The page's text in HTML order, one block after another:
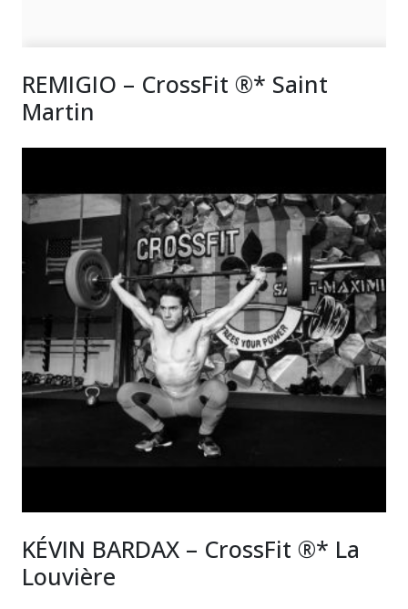
REMIGIO – CrossFit ®* Saint
Martin
KÉVIN BARDAX – CrossFit ®* La
Louvière